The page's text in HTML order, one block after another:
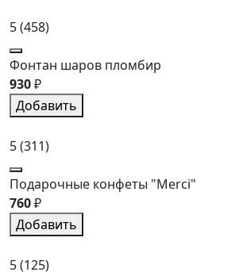
5(458)
Фонтан шаров пломбир
930₽
Добавить
5(311)
Подарочные конфеты "Merci"
760₽
Добавить
5(125)